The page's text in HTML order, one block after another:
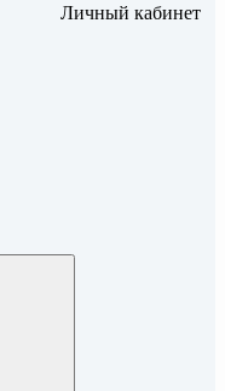
Личный кабинет